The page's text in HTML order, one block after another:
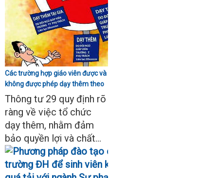
Các trường hợp giáo viên được và
không được phép dạy thêm theo
Thông tư 29
Thông tư 29 quy định rõ
ràng về việc tổ chức
dạy thêm, nhằm đảm
bảo quyền lợi và chất...